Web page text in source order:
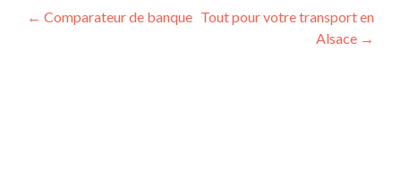
← Comparateur de banque Tout pour votre transport en
Alsace →